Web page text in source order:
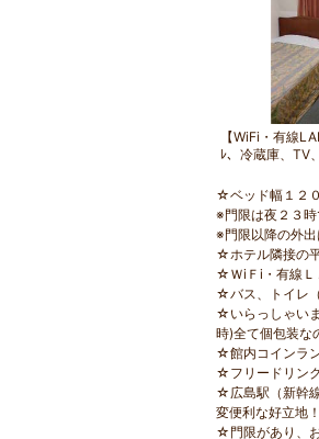
【WiFi・有線
ﾚ、冷蔵庫、TV
☆ベッド幅１２
※門限は夜２３時
※門限以降の外出
☆ホテル隣接の
☆ＷiＦi・有線Ｌ
☆バス、トイレ
☆いらっしゃい
時)全て個包装な
☆館内コインラ
☆フリードリン
☆広島駅（新幹
変便利な好立地！
☆門限があり、